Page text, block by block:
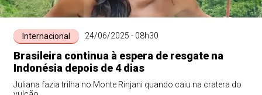
Internacional 24/06/2025 - 08h30
Brasileira continua à espera de resgate na
Indonésia depois de 4 dias
Juliana fazia trilha no Monte Rinjani quando caiu na cratera do